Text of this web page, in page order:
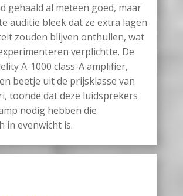
gehaald al meteen goed, maar
auditie bleek dat ze extra lagen
zouden blijven onthullen, wat
verplichtte. De
A-1000 class-A amplifier,
beetje uit de prijsklasse van
toonde dat deze luidsprekers
nodig hebben die
in evenwicht is.